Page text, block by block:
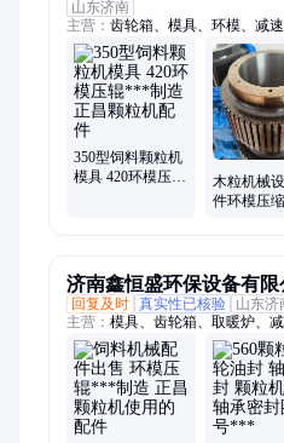
山东济南
主营： 齿轮箱、模具、环模、减
粒机减速机、压辊、压辊皮、颗
配件、颗粒机齿轮箱、颗粒机维
850颗粒机配件、560颗粒机配件
粒机配件、压轮总成、轴承、560
350型饲料颗粒机
模具 420环模压辊
木粒机械
件环模压缩
济南鑫恒盛环保设备有限
回复及时 真实性已核验
山东济
主营： 模具、齿轮箱、取暖炉、
减速机配件、颗粒机减速机、颗
齿轮箱、压辊、压辊皮、罗茨风
炉、环模、压轮总成、轴承、生
尘、采暖炉